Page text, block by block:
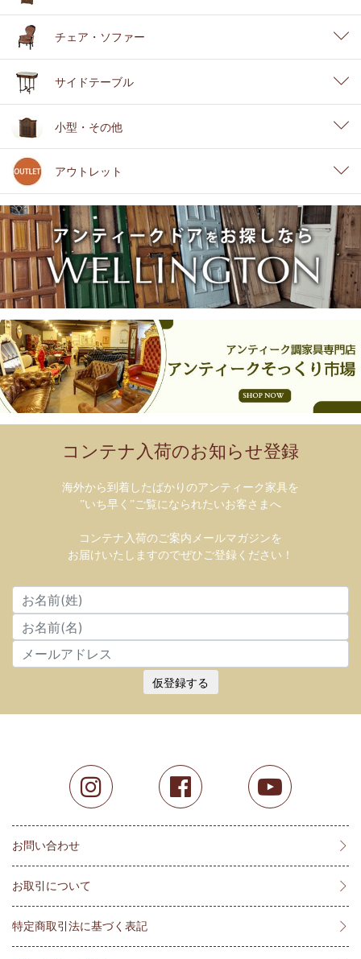
チェア・ソファー
サイドテーブル
小型・その他
アウトレット
コンテナ入荷のお知らせ登録
海外から到着したばかりのアンティーク家具を
”いち早く”ご覧になられたいお客さまへ
コンテナ入荷のご案内メールマガジンを
お届けいたしますのでぜひご登録ください！
仮登録する
お問い合わせ
お取引について
特定商取引法に基づく表記